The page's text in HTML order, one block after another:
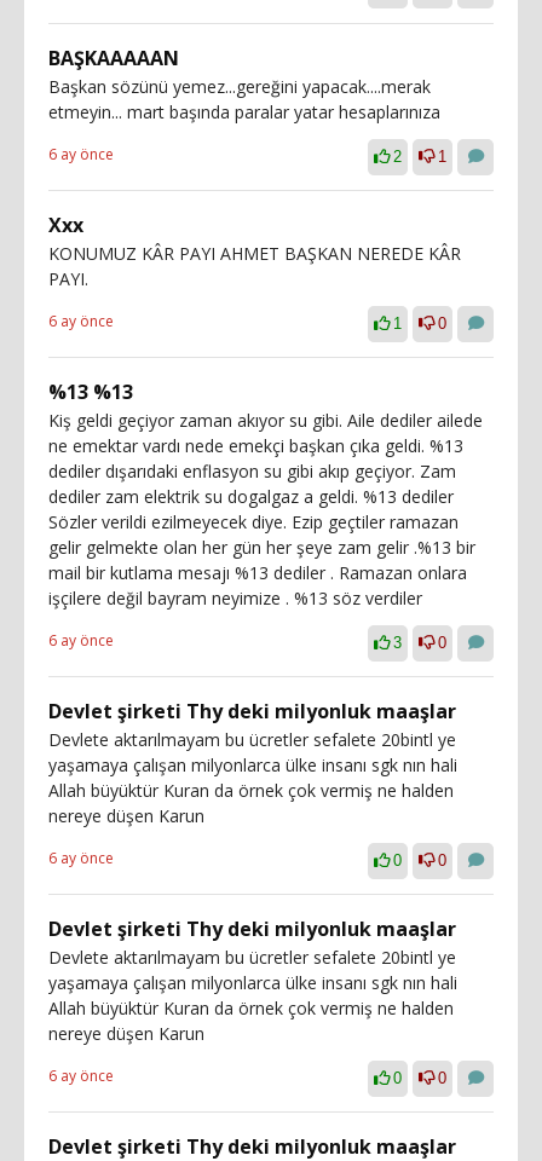
BAŞKAAAAAN
Başkan sözünü yemez...gereğini yapacak....merak
etmeyin... mart başında paralar yatar hesaplarınıza
6 ay önce 2 1
Xxx
KONUMUZ KÂR PAYI AHMET BAŞKAN NEREDE KÂR
PAYI.
6 ay önce 1 0
%13 %13
Kiş geldi geçiyor zaman akıyor su gibi. Aile dediler ailede
ne emektar vardı nede emekçi başkan çıka geldi. %13
dediler dışarıdaki enflasyon su gibi akıp geçiyor. Zam
dediler zam elektrik su dogalgaz a geldi. %13 dediler
Sözler verildi ezilmeyecek diye. Ezip geçtiler ramazan
gelir gelmekte olan her gün her şeye zam gelir .%13 bir
mail bir kutlama mesajı %13 dediler . Ramazan onlara
işçilere değil bayram neyimize . %13 söz verdiler
6 ay önce 3 0
Devlet şirketi Thy deki milyonluk maaşlar
Devlete aktarılmayam bu ücretler sefalete 20bintl ye
yaşamaya çalışan milyonlarca ülke insanı sgk nın hali
Allah büyüktür Kuran da örnek çok vermiş ne halden
nereye düşen Karun
6 ay önce 0 0
Devlet şirketi Thy deki milyonluk maaşlar
Devlete aktarılmayam bu ücretler sefalete 20bintl ye
yaşamaya çalışan milyonlarca ülke insanı sgk nın hali
Allah büyüktür Kuran da örnek çok vermiş ne halden
nereye düşen Karun
6 ay önce 0 0
Devlet şirketi Thy deki milyonluk maaşlar